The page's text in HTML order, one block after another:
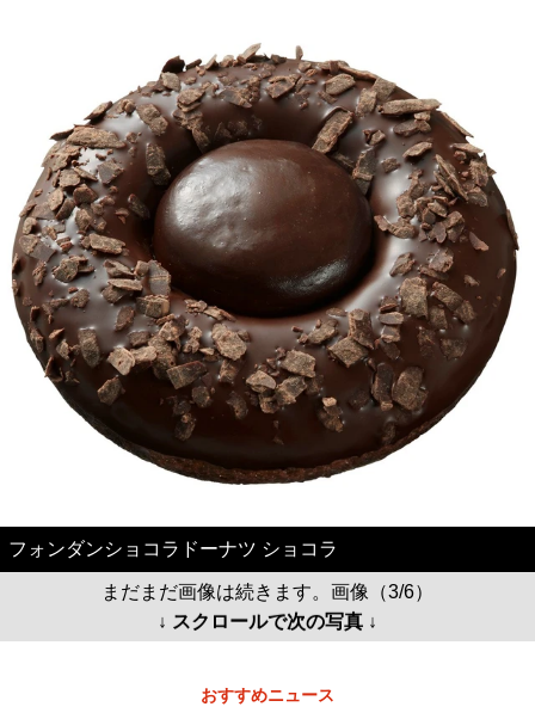
フォンダンショコラドーナツ ショコラ
まだまだ画像は続きます。画像（3/6）
↓ スクロールで次の写真 ↓
おすすめニュース